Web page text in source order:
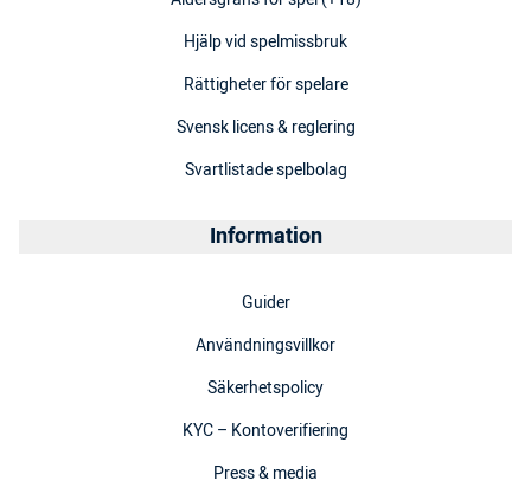
Hjälp vid spelmissbruk
Rättigheter för spelare
Svensk licens & reglering
Svartlistade spelbolag
Information
Guider
Användningsvillkor
Säkerhetspolicy
KYC – Kontoverifiering
Press & media